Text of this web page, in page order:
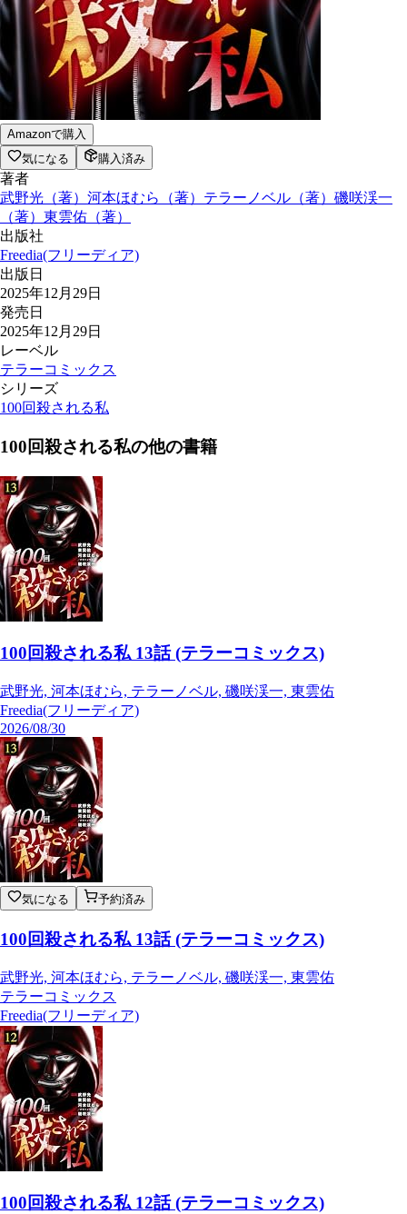
Amazonで購入
気になる
購入済み
著者
武野光 （著） 河本ほむら （著） テラーノベル （著） 磯咲渓一
（著） 東雲佑 （著）
出版社
Freedia(フリーディア)
出版日
2025年12月29日
発売日
2025年12月29日
レーベル
テラーコミックス
シリーズ
100回殺される私
100回殺される私の他の書籍
100回殺される私 13話 (テラーコミックス)
武野光, 河本ほむら, テラーノベル, 磯咲渓一, 東雲佑
Freedia(フリーディア)
2026/08/30
気になる 予約済み
100回殺される私 13話 (テラーコミックス)
武野光, 河本ほむら, テラーノベル, 磯咲渓一, 東雲佑
テラーコミックス
Freedia(フリーディア)
100回殺される私 12話 (テラーコミックス)